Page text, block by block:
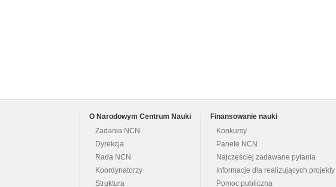
O Narodowym Centrum Nauki
Zadania NCN
Dyrekcja
Rada NCN
Koordynatorzy
Struktura
Finansowanie nauki
Konkursy
Panele NCN
Najczęściej zadawane pytania
Informacje dla realizujących projekty
Pomoc publiczna